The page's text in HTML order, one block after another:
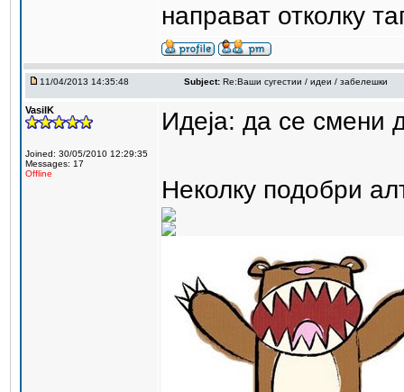
направат отколку
11/04/2013 14:35:48 Subject: Re:Ваши сугестии / идеи / забелешки
VasilK
Joined: 30/05/2010 12:29:35
Messages: 17
Offline
Идеја: да се смени
Неколку подобри